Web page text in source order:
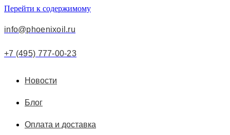
Перейти к содержимому
info@phoenixoil.ru
+7 (495) 777-00-23
Новости
Блог
Оплата и доставка